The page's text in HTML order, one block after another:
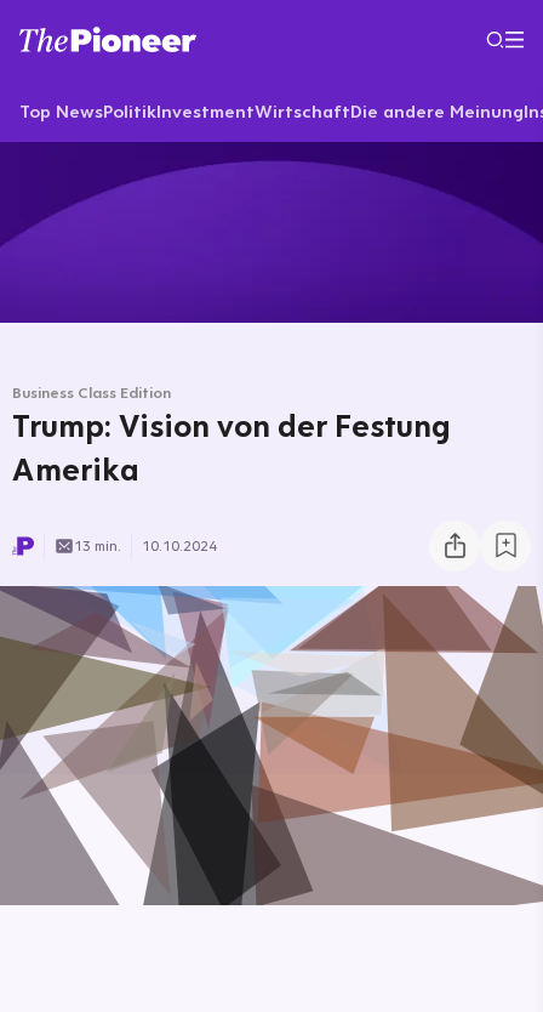
Top NewsPolitikInvestmentWirtschaftDie andere Meinung
Business Class Edition
Trump: Vision von der Festung
Amerika
13 min. 10.10.2024